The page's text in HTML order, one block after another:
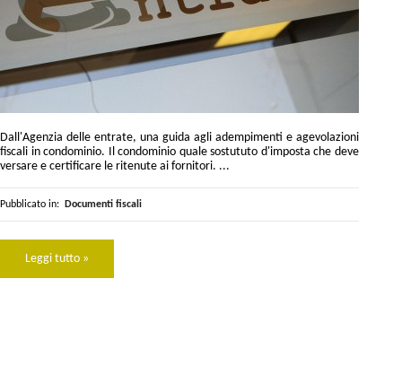
Dall'Agenzia delle entrate, una guida agli adempimenti e agevolazioni
fiscali in condominio. Il condominio quale sostututo d'imposta che deve
versare e certificare le ritenute ai fornitori. ...
Pubblicato in: Documenti fiscali
Leggi tutto »